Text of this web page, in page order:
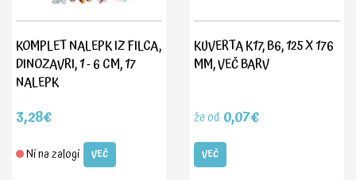
KOMPLET NALEPK IZ FILCA,
DINOZAVRI, 1 - 6 CM, 17
NALEPK
3,28€
Ni na zalogi VEČ
KUVERTA K17, B6, 125 X 176
MM, VEČ BARV
že od 0,07€
VEČ